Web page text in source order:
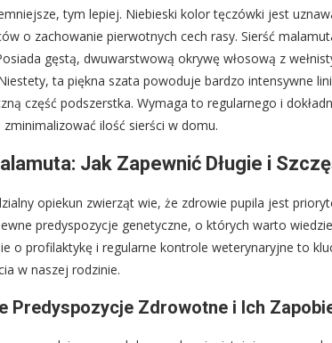
tym lepiej. Niebieski kolor tęczówki jest
o zachowanie pierwotnych cech rasy. Sierść
gęstą, dwuwarstwową okrywę włosową z
ta piękna szata powoduje bardzo intensywne
część podszerstka. Wymaga to regularnego i
ilość sierści w domu.
Jak Zapewnić Długie i
opiekun zwierząt wie, że zdrowie pupila jest
predyspozycje genetyczne, o których warto
o profilaktykę i regularne kontrole weterynaryjne to
w naszej rodzinie.
Predyspozycje Zdrowotne i Ich